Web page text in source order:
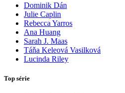
Dominik Dán
Julie Caplin
Rebecca Yarros
Ana Huang
Sarah J. Maas
Táňa Keleová Vasilková
Lucinda Riley
Top série